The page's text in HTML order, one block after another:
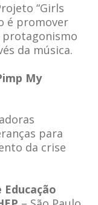
“Girls
é promover
da música.
My
para
da crise